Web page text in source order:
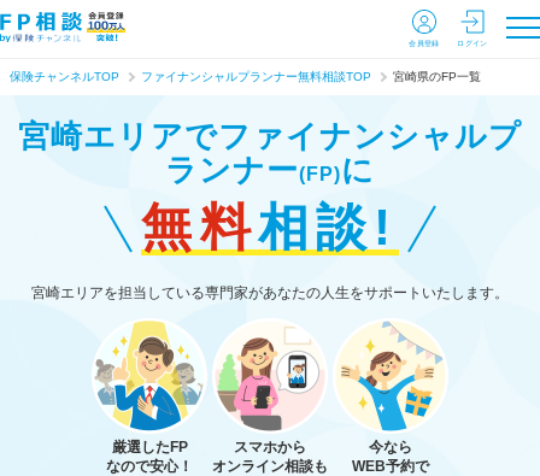
会員登録 ログイン
保険チャンネルTOP ファイナンシャルプランナー無料相談TOP 宮崎県のFP一覧
宮崎エリアでファイナンシャルプ
ランナー(FP)に
無料相談!
宮崎エリアを担当している専門家があなたの人生をサポートいたします。
厳選したFP
なので安心！
スマホから
オンライン相談も
今なら
WEB予約で